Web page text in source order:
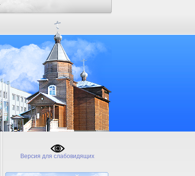
Версия для слабовидящих